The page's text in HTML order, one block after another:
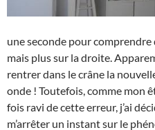
une seconde pour comprendre
mais plus sur la droite.
rentrer dans le crâne la
onde ! Toutefois, comme mon
fois ravi de cette erreur, j’ai
m’arrêter un instant sur le